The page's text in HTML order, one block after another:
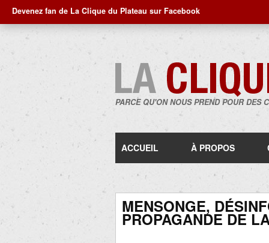
Devenez fan de La Clique du Plateau sur Facebook
PARCE QU'ON NOUS PREND POUR DES
ACCUEIL À PROPOS
MENSONGE,
PROPAGANDE DE